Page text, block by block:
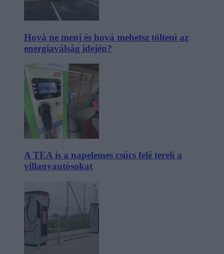
Hová ne menj és hová mehetsz tölteni az
energiaválság idején?
A TEA is a napelemes csúcs felé tereli a
villanyautósokat